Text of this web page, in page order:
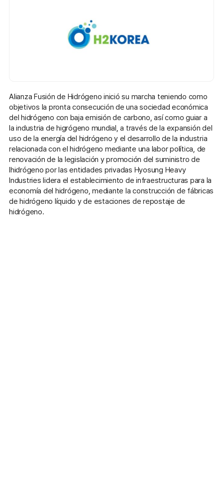
Alianza Fusión de Hidrógeno inició su marcha teniendo como
objetivos la pronta consecución de una sociedad económica
del hidrógeno con baja emisión de carbono, así como guiar a
la industria de higrógeno mundial, a través de la expansión del
uso de la energía del hidrógeno y el desarrollo de la industria
relacionada con el hidrógeno mediante una labor política, de
renovación de la legislación y promoción del suministro de
lhidrógeno por las entidades privadas Hyosung Heavy
Industries lidera el establecimiento de infraestructuras para la
economía del hidrógeno, mediante la construcción de fábricas
de hidrógeno líquido y de estaciones de repostaje de
hidrógeno.